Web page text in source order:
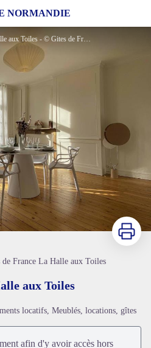
NORMANDIE
Gîtes de France La Halle aux Toiles - © Gites de France Orne
Voir l'image en plein écran
Imprimer
de France La Halle aux Toiles
aux Toiles
locatifs, Meublés, locations, gîtes
afin d'y avoir accès hors